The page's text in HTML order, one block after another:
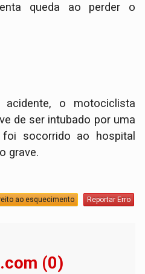
queda ao perder o
acidente, o motociclista
de ser intubado por uma
socorrido ao hospital
grave.
ao esquecimento Reportar Erro
(0)